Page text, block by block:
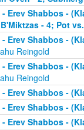
- Erev Shabbos -
- 4; Pot
- Erev Shabbos -
Reingold
- Erev Shabbos -
Reingold
- Erev Shabbos -
- Erev Shabbos -
- Erev Shabbos -